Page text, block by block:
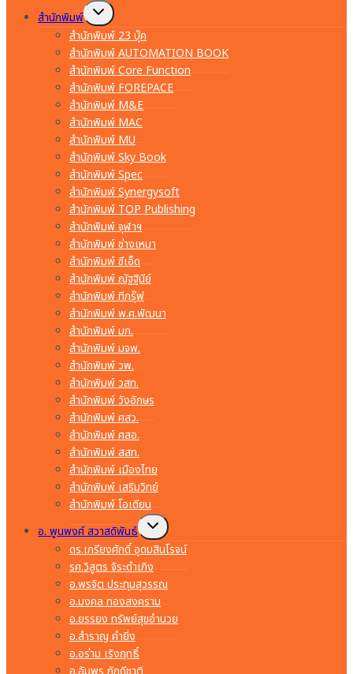
สำนักพิมพ์
Toggle
child
menu
สำนักพิมพ์ 23 บุ๊ค
สำนักพิมพ์ AUTOMATION BOOK
สำนักพิมพ์ Core Function
สำนักพิมพ์ FOREPACE
สำนักพิมพ์ M&E
สำนักพิมพ์ MAC
สำนักพิมพ์ MU
สำนักพิมพ์ Sky Book
สำนักพิมพ์ Spec
สำนักพิมพ์ Synergysoft
สำนักพิมพ์ TOP Publishing
สำนักพิมพ์ จุฬาฯ
สำนักพิมพ์ ช่างเหมา
สำนักพิมพ์ ซีเอ็ด
สำนักพิมพ์ ณัฐฐินีย์
สำนักพิมพ์ ทีกรุ๊ฟ
สำนักพิมพ์ พ.ศ.พัฒนา
สำนักพิมพ์ มก.
สำนักพิมพ์ มจพ.
สำนักพิมพ์ วพ.
สำนักพิมพ์ วสท.
สำนักพิมพ์ วังอักษร
สำนักพิมพ์ ศสว.
สำนักพิมพ์ ศสอ.
สำนักพิมพ์ สสท.
สำนักพิมพ์ เมืองไทย
สำนักพิมพ์ เสริมวิทย์
สำนักพิมพ์ โอเดียน
อ. พูนพงศ์ สวาสดิพันธ์
Toggle
child
menu
ดร.เกรียงศักดิ์ อุดมสินโรจน์
รศ.วิสูตร จิระดำเกิง
อ.พรจิต ประทุมสุวรรณ
อ.มงคล ทองสงคราม
อ.ยรรยง ทรัพย์สุขอำนวย
อ.สำราญ คำยิ่ง
อ.อร่าม เริงฤทธิ์